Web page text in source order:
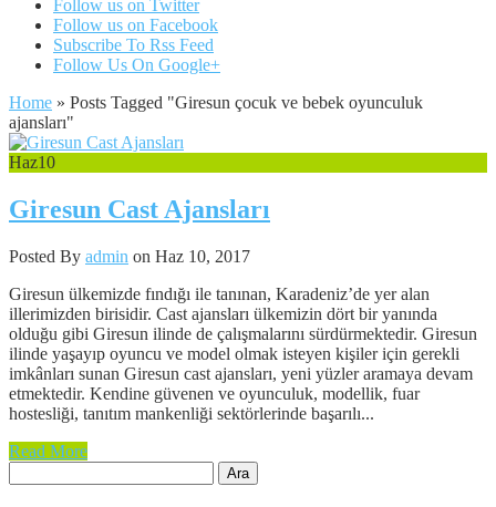
Follow us on Twitter
Follow us on Facebook
Subscribe To Rss Feed
Follow Us On Google+
Home » Posts Tagged "Giresun çocuk ve bebek oyunculuk
ajansları"
Haz10
Giresun Cast Ajansları
Posted By admin on Haz 10, 2017
Giresun ülkemizde fındığı ile tanınan, Karadeniz’de yer alan
illerimizden birisidir. Cast ajansları ülkemizin dört bir yanında
olduğu gibi Giresun ilinde de çalışmalarını sürdürmektedir. Giresun
ilinde yaşayıp oyuncu ve model olmak isteyen kişiler için gerekli
imkânları sunan Giresun cast ajansları, yeni yüzler aramaya devam
etmektedir. Kendine güvenen ve oyunculuk, modellik, fuar
hostesliği, tanıtım mankenliği sektörlerinde başarılı...
Read More